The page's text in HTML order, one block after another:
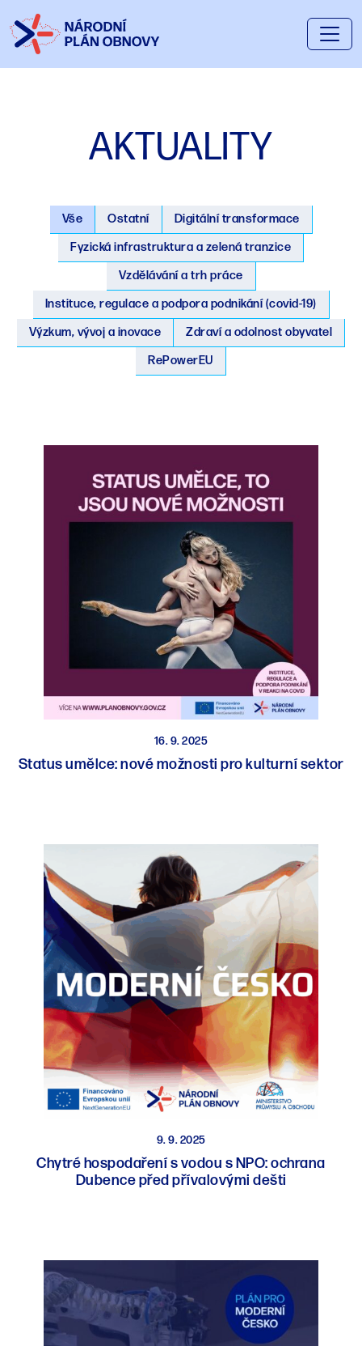
AKTUALITY
Vše Ostatní
Digitální transformace
Fyzická infrastruktura a zelená tranzice
Vzdělávání a trh práce
Instituce, regulace a podpora podnikání (covid-19)
Výzkum, vývoj a inovace
Zdraví a odolnost obyvatel
RePowerEU
16. 9. 2025
Status umělce: nové možnosti pro kulturní sektor
9. 9. 2025
Chytré hospodaření s vodou s NPO: ochrana
Dubence před přívalovými dešti